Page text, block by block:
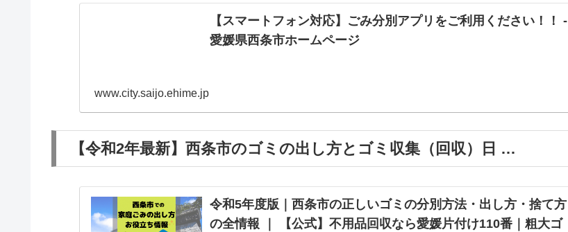
【スマートフォン対応】ごみ分別アプリをご利用ください！！ -
愛媛県西条市ホームページ
www.city.saijo.ehime.jp
【令和2年最新】西条市のゴミの出し方とゴミ収集（回収）日 …
令和5年度版｜西条市の正しいゴミの分別方法・出し方・捨て方
の全情報 ｜ 【公式】不用品回収なら愛媛片付け110番｜粗大ゴ